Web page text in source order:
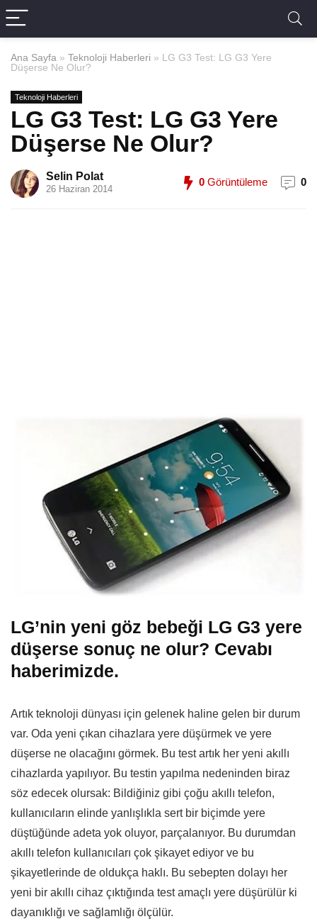
Ana Sayfa » Teknoloji Haberleri » LG G3 Test: LG G3 Yere
Düşerse Ne Olur?
Teknoloji Haberleri
LG G3 Test: LG G3 Yere
Düşerse Ne Olur?
Selin Polat
26 Haziran 2014
0 Görüntüleme 0
LG’nin yeni göz bebeği LG G3 yere
düşerse sonuç ne olur? Cevabı
haberimizde.
Artık teknoloji dünyası için gelenek haline gelen bir durum
var. Oda yeni çıkan cihazlara yere düşürmek ve yere
düşerse ne olacağını görmek. Bu test artık her yeni akıllı
cihazlarda yapılıyor. Bu testin yapılma nedeninden biraz
söz edecek olursak: Bildiğiniz gibi çoğu akıllı telefon,
kullanıcıların elinde yanlışlıkla sert bir biçimde yere
düştüğünde adeta yok oluyor, parçalanıyor. Bu durumdan
akıllı telefon kullanıcıları çok şikayet ediyor ve bu
şikayetlerinde de oldukça haklı. Bu sebepten dolayı her
yeni bir akıllı cihaz çıktığında test amaçlı yere düşürülür ki
dayanıklığı ve sağlamlığı ölçülür.